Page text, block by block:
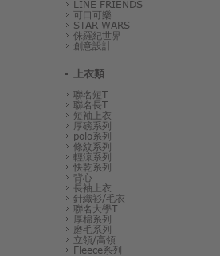
LINE FRIENDS
可口可樂
STAR WARS
侏羅紀世界
創意設計
上衣類
聯名短T
聯名長T
短袖上衣
厚磅系列
polo系列
條紋系列
輕涼系列
快乾系列
背心
長袖上衣
針織衫/毛衣
聯名大學T
厚棉系列
磨毛系列
立領/高領
Fleece系列